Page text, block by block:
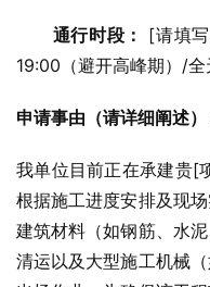
通行时段：
[请填
19:00（避开高峰期）/
申请事由（请详细阐述）
我单位目前正在承建贵[
根据施工进度安排及现
建筑材料（如钢筋、水
清运以及大型施工机械